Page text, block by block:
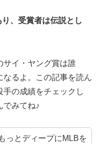
、受賞者は伝説とし
サイ・ヤング賞は誰
なるよ。この記事を読ん
の成績をチェックし
でみてね♪
っとディープにMLBを